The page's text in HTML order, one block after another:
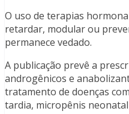
O uso de terapias
retardar, modular ou
permanece vedado.
A publicação prevê a
androgênicos e
tratamento de doenças
tardia, micropênis